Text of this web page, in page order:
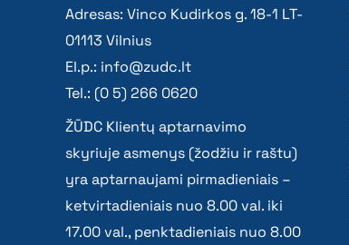
Adresas: Vinco Kudirkos g. 18-1 LT-
01113 Vilnius
El.p.: info@zudc.lt
Tel.: (0 5) 266 0620
ŽŪDC Klientų aptarnavimo
skyriuje asmenys (žodžiu ir raštu)
yra aptarnaujami pirmadieniais –
ketvirtadieniais nuo 8.00 val. iki
17.00 val., penktadieniais nuo 8.00